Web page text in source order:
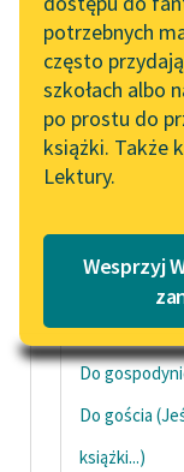
„Kochanek Lady
Chatterley” do
na Wolnych
Nowy audiobook –
„Marzenie o
Lektury szkolne i
literatury do
uczennic i uczniów z
potrzebnych
często
szkołach albo
po prostu do
książki. Także
Lektury.
Wesprzyj
Fraszki
Księgi pierwsze
O tymże
świata...)
Do
Do gościa
książki...)